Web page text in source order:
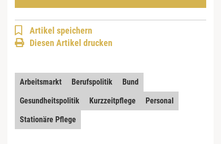
Artikel speichern
Diesen Artikel drucken
Arbeitsmarkt Berufspolitik
Bund
Gesundheitspolitik
Kurzzeitpflege
Personal
Stationäre Pflege